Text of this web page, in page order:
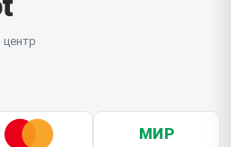
МИР